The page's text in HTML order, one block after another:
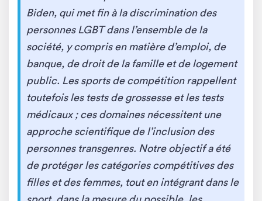
Biden, qui met fin à la discrimination des
personnes LGBT dans l’ensemble de la
société, y compris en matière d’emploi, de
banque, de droit de la famille et de logement
public. Les sports de compétition rappellent
toutefois les tests de grossesse et les tests
médicaux ; ces domaines nécessitent une
approche scientifique de l’inclusion des
personnes transgenres. Notre objectif a été
de protéger les catégories compétitives des
filles et des femmes, tout en intégrant dans le